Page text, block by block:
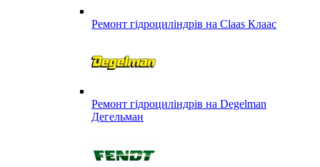
Ремонт гідроциліндрів на Claas Клаас
Ремонт гідроциліндрів на Degelman
Дегельман